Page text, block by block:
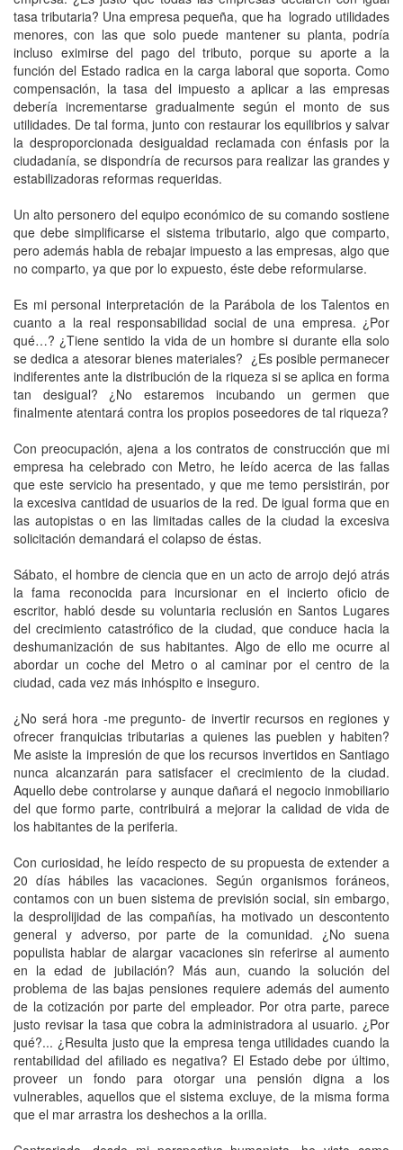
tasa tributaria? Una empresa pequeña, que ha logrado utilidades
menores, con las que solo puede mantener su planta, podría
incluso eximirse del pago del tributo, porque su aporte a la
función del Estado radica en la carga laboral que soporta. Como
compensación, la tasa del impuesto a aplicar a las empresas
debería incrementarse gradualmente según el monto de sus
utilidades. De tal forma, junto con restaurar los equilibrios y salvar
la desproporcionada desigualdad reclamada con énfasis por la
ciudadanía, se dispondría de recursos para realizar las grandes y
estabilizadoras reformas requeridas.
Un alto personero del equipo económico de su comando sostiene
que debe simplificarse el sistema tributario, algo que comparto,
pero además habla de rebajar impuesto a las empresas, algo que
no comparto, ya que por lo expuesto, éste debe reformularse.
Es mi personal interpretación de la Parábola de los Talentos en
cuanto a la real responsabilidad social de una empresa. ¿Por
qué…? ¿Tiene sentido la vida de un hombre si durante ella solo
se dedica a atesorar bienes materiales? ¿Es posible permanecer
indiferentes ante la distribución de la riqueza si se aplica en forma
tan desigual? ¿No estaremos incubando un germen que
finalmente atentará contra los propios poseedores de tal riqueza?
Con preocupación, ajena a los contratos de construcción que mi
empresa ha celebrado con Metro, he leído acerca de las fallas
que este servicio ha presentado, y que me temo persistirán, por
la excesiva cantidad de usuarios de la red. De igual forma que en
las autopistas o en las limitadas calles de la ciudad la excesiva
solicitación demandará el colapso de éstas.
Sábato, el hombre de ciencia que en un acto de arrojo dejó atrás
la fama reconocida para incursionar en el incierto oficio de
escritor, habló desde su voluntaria reclusión en Santos Lugares
del crecimiento catastrófico de la ciudad, que conduce hacia la
deshumanización de sus habitantes. Algo de ello me ocurre al
abordar un coche del Metro o al caminar por el centro de la
ciudad, cada vez más inhóspito e inseguro.
¿No será hora -me pregunto- de invertir recursos en regiones y
ofrecer franquicias tributarias a quienes las pueblen y habiten?
Me asiste la impresión de que los recursos invertidos en Santiago
nunca alcanzarán para satisfacer el crecimiento de la ciudad.
Aquello debe controlarse y aunque dañará el negocio inmobiliario
del que formo parte, contribuirá a mejorar la calidad de vida de
los habitantes de la periferia.
Con curiosidad, he leído respecto de su propuesta de extender a
20 días hábiles las vacaciones. Según organismos foráneos,
contamos con un buen sistema de previsión social, sin embargo,
la desprolijidad de las compañías, ha motivado un descontento
general y adverso, por parte de la comunidad. ¿No suena
populista hablar de alargar vacaciones sin referirse al aumento
en la edad de jubilación? Más aun, cuando la solución del
problema de las bajas pensiones requiere además del aumento
de la cotización por parte del empleador. Por otra parte, parece
justo revisar la tasa que cobra la administradora al usuario. ¿Por
qué?... ¿Resulta justo que la empresa tenga utilidades cuando la
rentabilidad del afiliado es negativa? El Estado debe por último,
proveer un fondo para otorgar una pensión digna a los
vulnerables, aquellos que el sistema excluye, de la misma forma
que el mar arrastra los deshechos a la orilla.